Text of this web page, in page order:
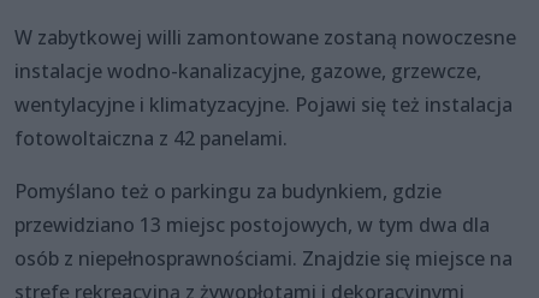
W zabytkowej willi zamontowane zostaną nowoczesne
instalacje wodno-kanalizacyjne, gazowe, grzewcze,
wentylacyjne i klimatyzacyjne. Pojawi się też instalacja
fotowoltaiczna z 42 panelami.
Pomyślano też o parkingu za budynkiem, gdzie
przewidziano 13 miejsc postojowych, w tym dwa dla
osób z niepełnosprawnościami. Znajdzie się miejsce na
strefę rekreacyjną z żywopłotami i dekoracyjnymi